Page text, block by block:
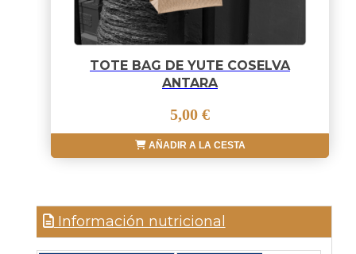
TOTE BAG DE YUTE COSELVA
ANTARA
5,00 €
AÑADIR A LA CESTA
Información nutricional